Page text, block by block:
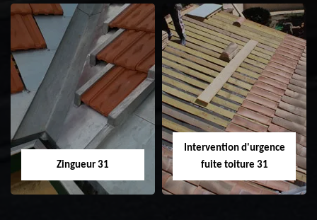
Etanchéité toiture
31
Réparation de
toiture 31
Zingueur 31
Intervention d'urgence
fuite toiture 31